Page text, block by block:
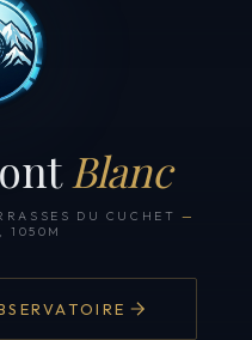
Blanc
DU CUCHET —
1050M